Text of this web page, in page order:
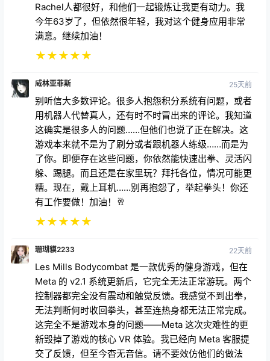
Rachel人都很好，和他们一起锻炼让我更有动力。我
今年63岁了，但依然很年轻，我对这个健身应用非常
满意。继续加油！
★★★★★
威林亚菲斯 25天前
别听信大多数评论。很多人抱怨积分系统有问题，或者
用机器人代替真人，还有时不时冒出来的评论。我知道
这确实是很多人的问题……但他们也说了正在解决。这
游戏本来就不是为了刷分或者跟机器人练级……而是为
了你。即便存在这些问题，你依然能快速出拳、灵活闪
躲、踢腿。而且还是在家里玩？拜托各位，情况可能更
糟。现在，戴上耳机……别再抱怨了，举起拳头！你还
有工作要做！加油！🥂
★★★★★
珊瑚貘2233 22天前
Les Mills Bodycombat 是一款优秀的健身游戏，但在
Meta 的 v2.1 系统更新后，它完全无法正常游玩。两个
控制器都完全没有震动和触觉反馈。我感觉不到出拳，
无法判断何时收回拳头，甚至连热身都无法正常完成。
这完全不是游戏本身的问题——Meta 这次灾难性的更
新毁掉了游戏的核心 VR 体验。我已经向 Meta 客服提
交了反馈，但至今杳无音信。请不要效仿他们的做法